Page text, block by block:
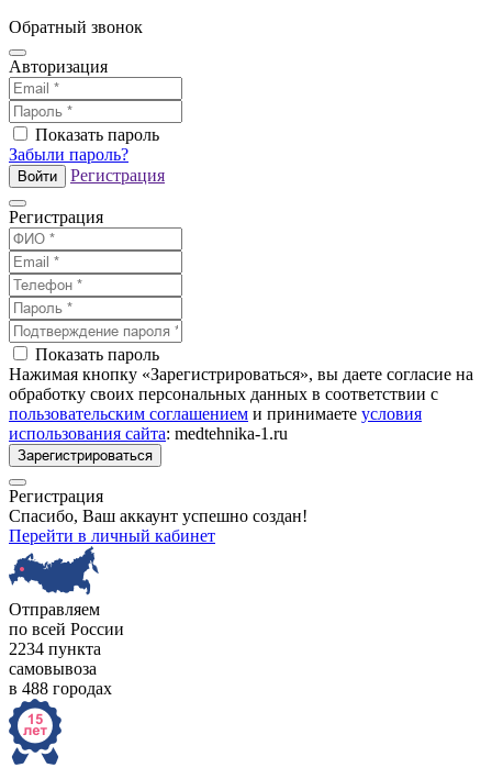
Обратный звонок
Авторизация
Показать пароль
Забыли пароль?
Войти Регистрация
Регистрация
Показать пароль
Нажимая кнопку «Зарегистрироваться», вы даете согласие на
обработку своих персональных данных в соответствии с
пользовательским соглашением и принимаете условия
использования сайта: medtehnika-1.ru
Зарегистрироваться
Регистрация
Спасибо, Ваш аккаунт успешно создан!
Перейти в личный кабинет
Отправляем
по всей России
2234 пункта
самовывоза
в 488 городах